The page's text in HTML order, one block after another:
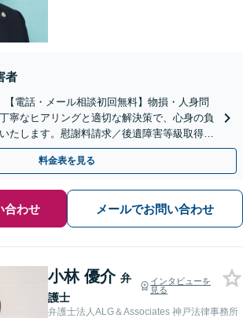
者
【電話・メール相談初回無料】物損・人身問
寧なヒアリングと適切な解決策で、心身の負
たします。慰謝料請求／後遺障害等級取得な
オンライン面談可】
料金表を見る
合わせ メールでお問い合わせ
小林 優介 弁
護士
インタビューを
見る
弁護士法人ALG＆Associates 神戸法律事務所